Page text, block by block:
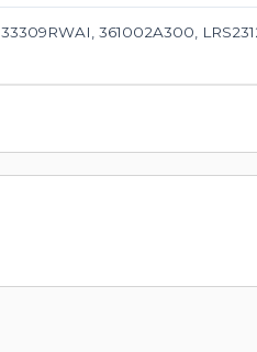
33309RWAI, 361002A300,